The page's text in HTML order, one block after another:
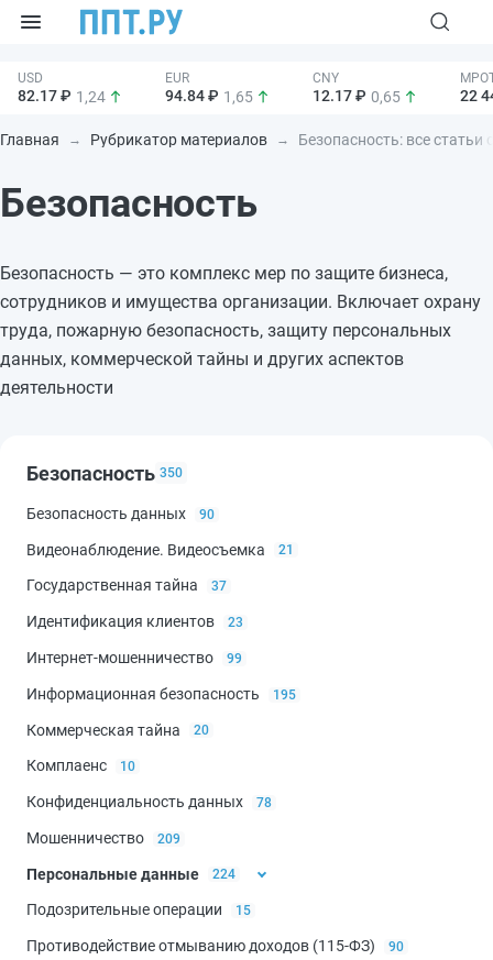
82.17 ₽ 1,24 94.84 ₽ 1,65 12.17 ₽ 0,65 22
Главная Рубрикатор материалов Безопасность: все
Безопасность
Безопасность — это комплекс мер по защите бизнеса,
сотрудников и имущества организации. Включает охрану
труда, пожарную безопасность, защиту персональных
данных, коммерческой тайны и других аспектов
деятельности
Безопасность 350
Безопасность данных 90
Видеонаблюдение. Видеосъемка 21
Государственная тайна 37
Идентификация клиентов 23
Интернет-мошенничество 99
Информационная безопасность 195
Коммерческая тайна 20
Комплаенс 10
Конфиденциальность данных 78
Мошенничество 209
Персональные данные 224
Биометрические данные 44
Подозрительные операции 15
Противодействие отмыванию доходов (115-ФЗ) 90